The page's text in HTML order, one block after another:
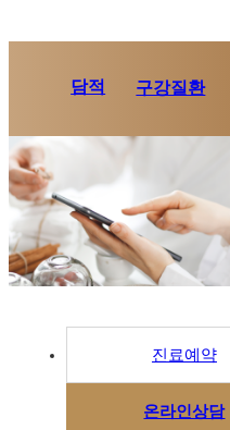
담적 구강질환
진료예약
온라인상담